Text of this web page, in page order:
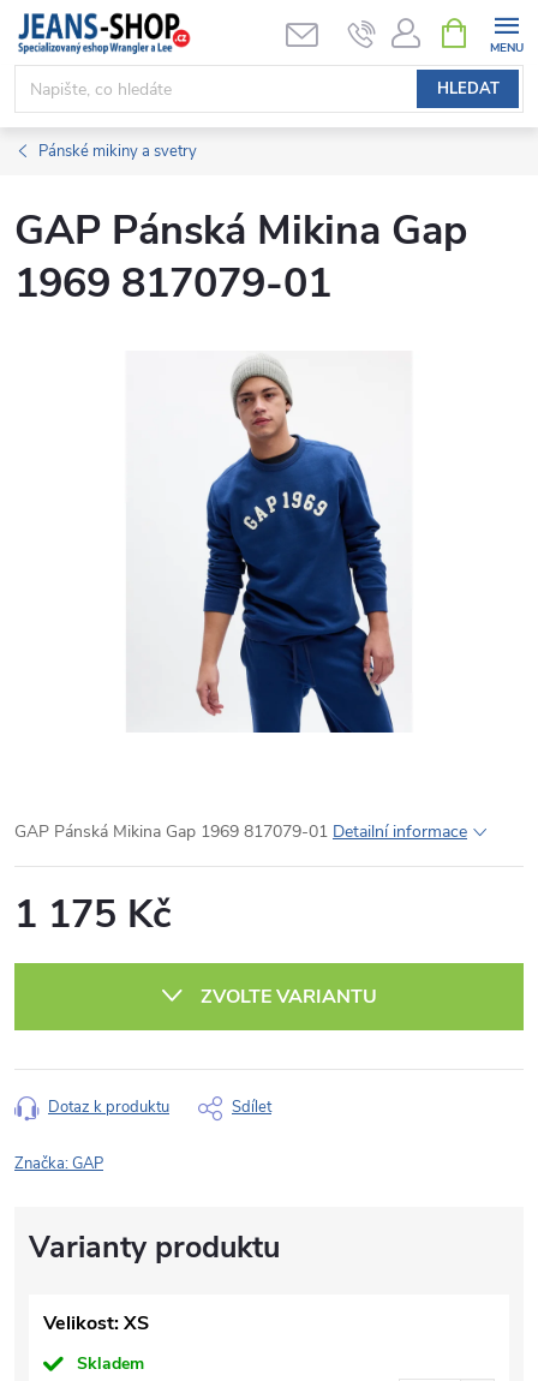
Přejít
obsah
HLEDAT
NÁKUPNÍ
KOŠÍK
Pánské mikiny a svetry
GAP Pánská Mikina Gap
1969 817079-01
GAP Pánská Mikina Gap 1969 817079-01 Detailní informace
1 175 Kč
ZVOLTE VARIANTU
Dotaz k produktu Sdílet
Značka:GAP
Velikost: XS
Skladem